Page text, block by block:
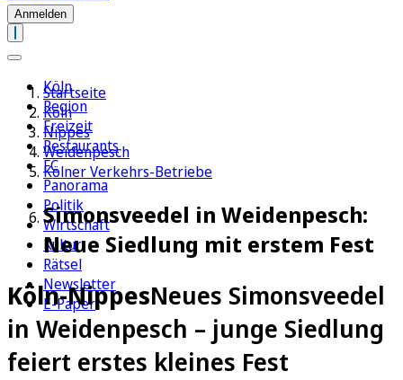
Anmelden
Köln
Region
Freizeit
Restaurants
FC
Panorama
Politik
Wirtschaft
Kultur
Rätsel
Newsletter
E-Paper
Startseite
Köln
Nippes
Weidenpesch
Kölner Verkehrs-Betriebe
Simonsveedel in Weidenpesch:
Neue Siedlung mit erstem Fest
Köln-NippesNeues Simonsveedel
in Weidenpesch – junge Siedlung
feiert erstes kleines Fest